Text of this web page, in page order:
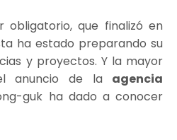
obligatorio, que finalizó en
ha estado preparando su
y proyectos. Y la mayor
anuncio de la agencia
guk ha dado a conocer